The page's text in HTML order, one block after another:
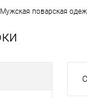
Мужская поварская